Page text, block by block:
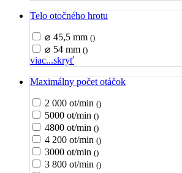
Telo otočného hrotu
⌀ 45,5 mm ()
⌀ 54 mm ()
viac...skryť
Maximálny počet otáčok
2 000 ot/min ()
5000 ot/min ()
4800 ot/min ()
4 200 ot/min ()
3000 ot/min ()
3 800 ot/min ()